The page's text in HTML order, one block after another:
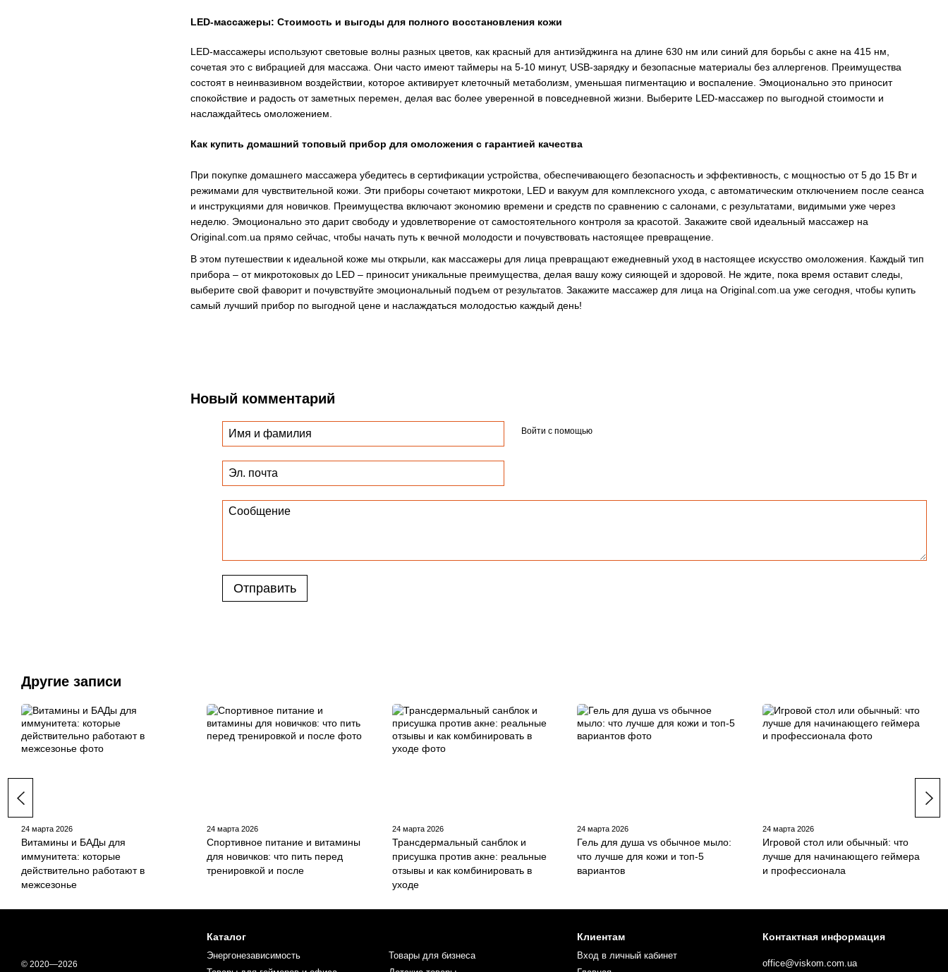
LED-массажеры: Стоимость и выгоды для полного восстановления кожи
LED-массажеры используют световые волны разных цветов, как красный для антиэйджинга на длине 630 нм или синий для борьбы с акне на 415 нм,
сочетая это с вибрацией для массажа. Они часто имеют таймеры на 5-10 минут, USB-зарядку и безопасные материалы без аллергенов. Преимущества
состоят в неинвазивном воздействии, которое активирует клеточный метаболизм, уменьшая пигментацию и воспаление. Эмоционально это приносит
спокойствие и радость от заметных перемен, делая вас более уверенной в повседневной жизни. Выберите LED-массажер по выгодной стоимости и
наслаждайтесь омоложением.
Как купить домашний топовый прибор для омоложения с гарантией качества
При покупке домашнего массажера убедитесь в сертификации устройства, обеспечивающего безопасность и эффективность, с мощностью от 5 до 15 Вт и
режимами для чувствительной кожи. Эти приборы сочетают микротоки, LED и вакуум для комплексного ухода, с автоматическим отключением после сеанса
и инструкциями для новичков. Преимущества включают экономию времени и средств по сравнению с салонами, с результатами, видимыми уже через
неделю. Эмоционально это дарит свободу и удовлетворение от самостоятельного контроля за красотой. Закажите свой идеальный массажер на
Original.com.ua прямо сейчас, чтобы начать путь к вечной молодости и почувствовать настоящее превращение.
В этом путешествии к идеальной коже мы открыли, как массажеры для лица превращают ежедневный уход в настоящее искусство омоложения. Каждый тип
прибора – от микротоковых до LED – приносит уникальные преимущества, делая вашу кожу сияющей и здоровой. Не ждите, пока время оставит следы,
выберите свой фаворит и почувствуйте эмоциональный подъем от результатов. Закажите массажер для лица на Original.com.ua уже сегодня, чтобы купить
самый лучший прибор по выгодной цене и наслаждаться молодостью каждый день!
Новый комментарий
Войти с помощью
Отправить
Другие записи
24 марта 2026
Витамины и БАДы для
иммунитета: которые
действительно работают в
межсезонье
24 марта 2026
Спортивное питание и витамины
для новичков: что пить перед
тренировкой и после
24 марта 2026
Трансдермальный санблок и
присушка против акне: реальные
отзывы и как комбинировать в
уходе
24 марта 2026
Гель для душа vs обычное мыло:
что лучше для кожи и топ-5
вариантов
24 марта 2026
Игровой стол или обычный: что
лучше для начинающего геймера
и профессионала
© 2020—2026
Каталог
Энергонезависимость
Товары для бизнеса
Клиентам
Вход в личный кабинет
Контактная информация
office@viskom.com.ua